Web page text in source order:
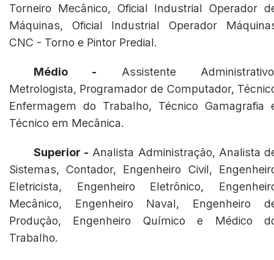
Torneiro Mecânico, Oficial Industrial Operador
Máquinas, Oficial Industrial Operador
CNC - Torno e Pintor Predial.
Médio - Assistente
Metrologista, Programador de Computador,
Enfermagem do Trabalho, Técnico Gamagrafia
Técnico em Mecânica.
Superior - Analista Administração, Analista
Sistemas, Contador, Engenheiro Civil,
Eletricista, Engenheiro Eletrônico,
Mecânico, Engenheiro Naval, Engenheiro
Produção, Engenheiro Químico e Médico
Trabalho.